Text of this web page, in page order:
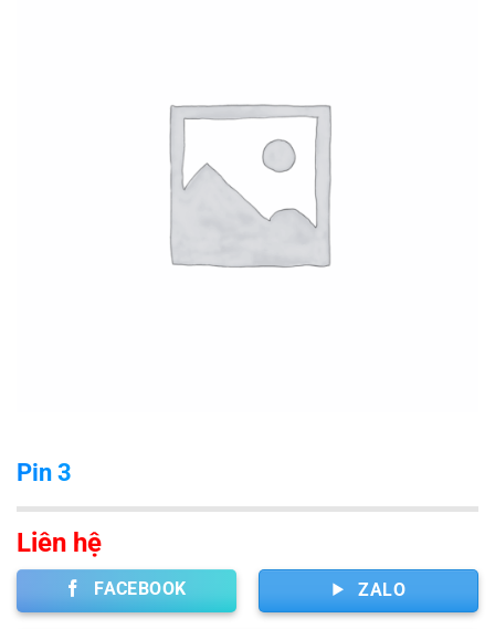
Pin 3
Liên hệ
FACEBOOK ZALO